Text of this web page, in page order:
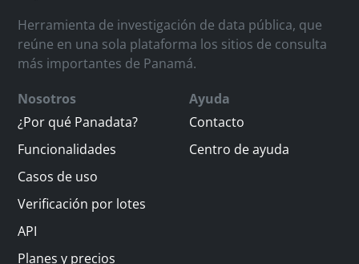
Herramienta de investigación de data pública, que
reúne en una sola plataforma los sitios de consulta
más importantes de Panamá.
Nosotros
¿Por qué Panadata?
Funcionalidades
Casos de uso
Verificación por lotes
API
Planes y precios
Ayuda
Contacto
Centro de ayuda